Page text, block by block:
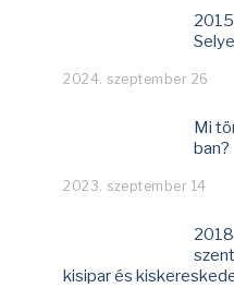
2024. szeptember 26
Mi
ban?
2023. szeptember 14
kisipar és